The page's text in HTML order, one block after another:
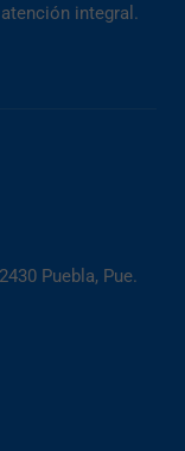
integral.
Puebla, Pue.